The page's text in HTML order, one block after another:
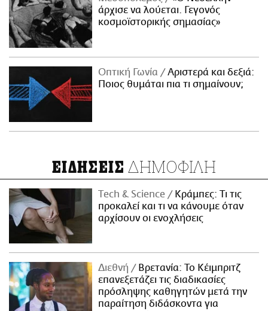
άρχισε να λούεται. Γεγονός
κοσμοϊστορικής σημασίας»
Οπτική Γωνία
Αριστερά και δεξιά:
Ποιος θυμάται πια τι σημαίνουν;
ΕΙΔΗΣΕΙΣ ΔΗΜΟΦΙΛΗ
Τech & Science
Κράμπες: Τι τις
προκαλεί και τι να κάνουμε όταν
αρχίσουν οι ενοχλήσεις
Διεθνή
Βρετανία: Το Κέιμπριτζ
επανεξετάζει τις διαδικασίες
πρόσληψης καθηγητών μετά την
παραίτηση διδάσκοντα για